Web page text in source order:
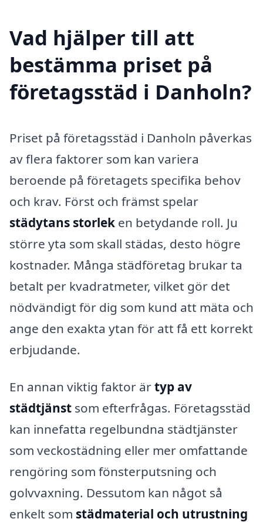
Vad hjälper till att
bestämma priset på
företagsstäd i Danholn?
Priset på företagsstäd i Danholn påverkas
av flera faktorer som kan variera
beroende på företagets specifika behov
och krav. Först och främst spelar
städytans storlek en betydande roll. Ju
större yta som skall städas, desto högre
kostnader. Många städföretag brukar ta
betalt per kvadratmeter, vilket gör det
nödvändigt för dig som kund att mäta och
ange den exakta ytan för att få ett korrekt
erbjudande.
En annan viktig faktor ärtyp av
städtjänst som efterfrågas. Företagsstäd
kan innefatta regelbundna städtjänster
som veckostädning eller mer omfattande
rengöring som fönsterputsning och
golvvaxning. Dessutom kan något så
enkelt som städmaterial och utrustning